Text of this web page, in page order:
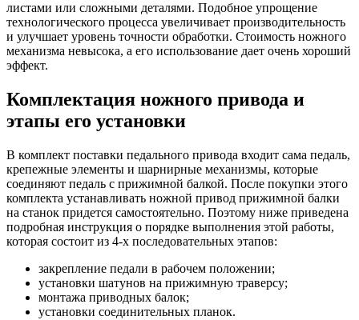
листами или сложными деталями. Подобное упрощение
технологического процесса увеличивает производительность
и улучшает уровень точности обработки. Стоимость ножного
механизма невысока, а его использование дает очень хороший
эффект.
Комплектация ножного привода и
этапы его установки
В комплект поставки педального привода входит сама педаль,
крепежные элементы и шарнирные механизмы, которые
соединяют педаль с прижимной балкой. После покупки этого
комплекта устанавливать ножной привод прижимной балки
на станок придется самостоятельно. Поэтому ниже приведена
подробная инструкция о порядке выполнения этой работы,
которая состоит из 4-х последовательных этапов:
закрепление педали в рабочем положении;
установки шатунов на прижимную траверсу;
монтажа приводных балок;
установки соединительных планок.